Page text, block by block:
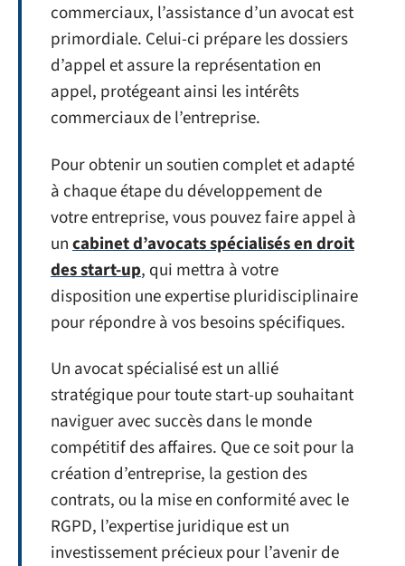
commerciaux, l’assistance d’un avocat est
primordiale. Celui-ci prépare les dossiers
d’appel et assure la représentation en
appel, protégeant ainsi les intérêts
commerciaux de l’entreprise.
Pour obtenir un soutien complet et adapté
à chaque étape du développement de
votre entreprise, vous pouvez faire appel à
uncabinet d’avocats spécialisés en droit
des start-up, qui mettra à votre
disposition une expertise pluridisciplinaire
pour répondre à vos besoins spécifiques.
Un avocat spécialisé est un allié
stratégique pour toute start-up souhaitant
naviguer avec succès dans le monde
compétitif des affaires. Que ce soit pour la
création d’entreprise, la gestion des
contrats, ou la mise en conformité avec le
RGPD, l’expertise juridique est un
investissement précieux pour l’avenir de